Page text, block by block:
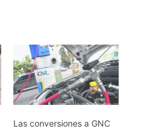
Las conversiones a GNC